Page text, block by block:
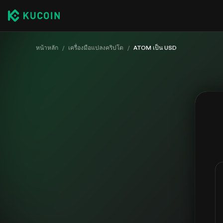
หน้าหลัก / เครื่องมือแปลงคริปโต / ATOM เป็น USD